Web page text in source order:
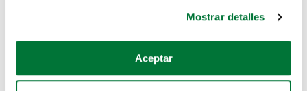
Si lo permite, también quisiéramos:
Recopilar información sobre su ubicación geográfica
Mostrar detalles
Aceptar
Coches de segunda mano
Coches de km0